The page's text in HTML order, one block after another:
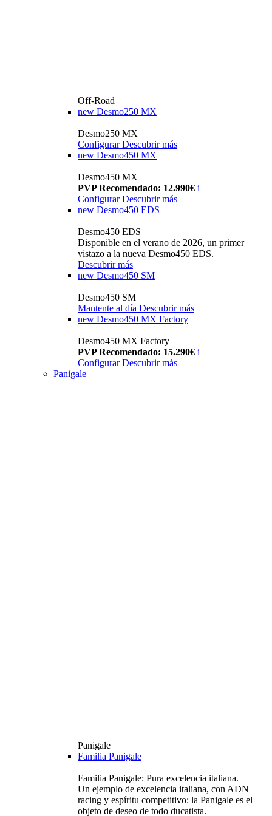
Off-Road
new Desmo250 MX
Desmo250 MX
Configurar Descubrir más
new Desmo450 MX
Desmo450 MX
PVP Recomendado: 12.990€ i
Configurar Descubrir más
new Desmo450 EDS
Desmo450 EDS
Disponible en el verano de 2026, un primer
vistazo a la nueva Desmo450 EDS.
Descubrir más
new Desmo450 SM
Desmo450 SM
Mantente al día Descubrir más
new Desmo450 MX Factory
Desmo450 MX Factory
PVP Recomendado: 15.290€ i
Configurar Descubrir más
Panigale
Panigale
Familia Panigale
Familia Panigale: Pura excelencia italiana.
Un ejemplo de excelencia italiana, con ADN
racing y espíritu competitivo: la Panigale es el
objeto de deseo de todo ducatista.